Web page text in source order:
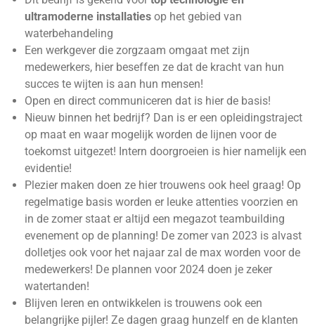
ultramoderne installatiesop het gebied van
waterbehandeling
Een werkgever die zorgzaam omgaat met zijn
medewerkers, hier beseffen ze dat de kracht van hun
succes te wijten is aan hun mensen!
Open en direct communiceren dat is hier de basis!
Nieuw binnen het bedrijf? Dan is er een opleidingstraject
op maat en waar mogelijk worden de lijnen voor de
toekomst uitgezet! Intern doorgroeien is hier namelijk een
evidentie!
Plezier maken doen ze hier trouwens ook heel graag! Op
regelmatige basis worden er leuke attenties voorzien en
in de zomer staat er altijd een megazot teambuilding
evenement op de planning! De zomer van 2023 is alvast
dolletjes ook voor het najaar zal de max worden voor de
medewerkers! De plannen voor 2024 doen je zeker
watertanden!
Blijven leren en ontwikkelen is trouwens ook een
belangrijke pijler! Ze dagen graag hunzelf en de klanten